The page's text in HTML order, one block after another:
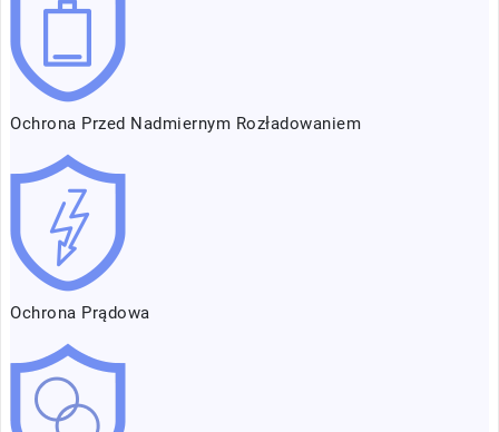
Ochrona Przed Nadmiernym Rozładowaniem
Ochrona Prądowa